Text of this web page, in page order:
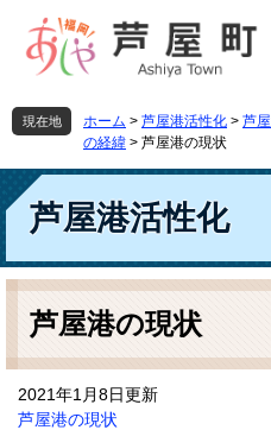
先
頭
。
を
飛
て
文
現在地 ホーム > 芦屋港活性化 > 芦
の経緯 > 芦屋港の現状
芦屋港活性化
本
芦屋港の現状
2021年1月8日更新
芦屋港の現状